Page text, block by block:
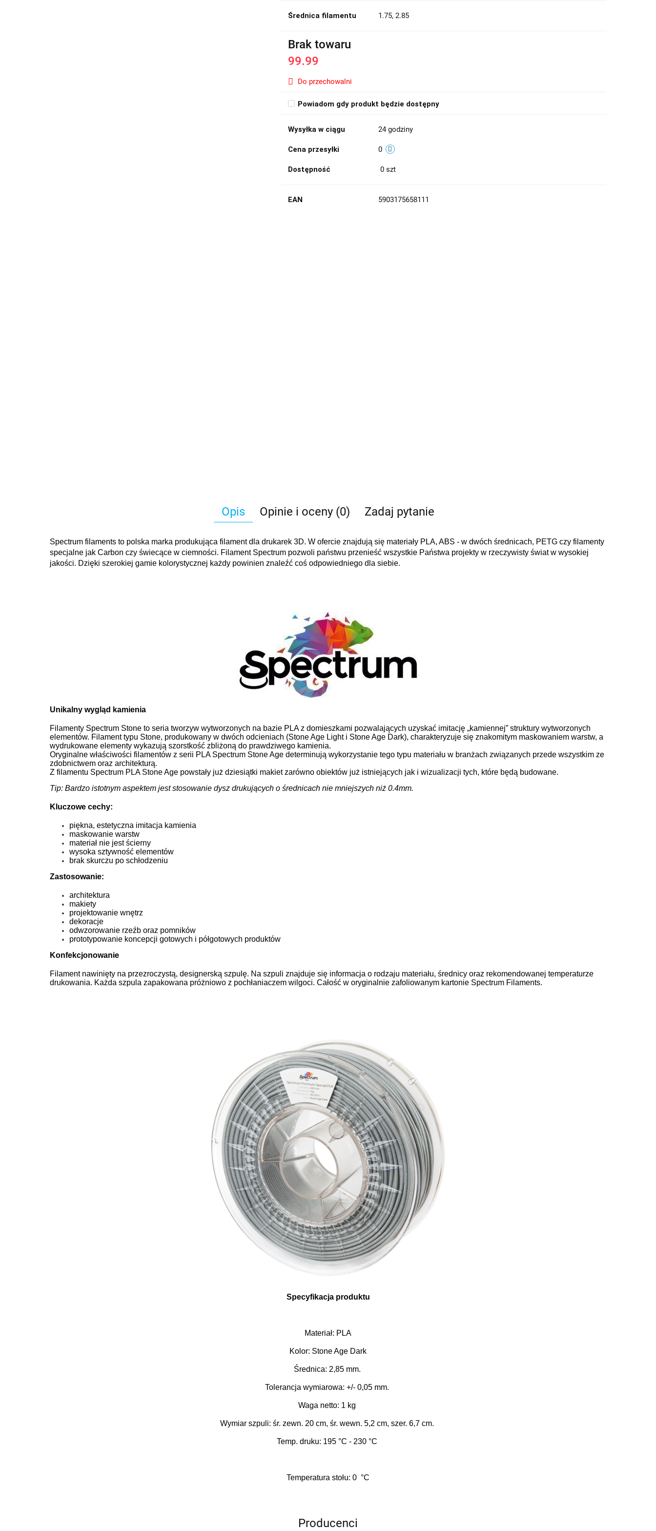
Średnica filamentu 1.75, 2.85
Brak towaru
99.99
Do przechowalni
Powiadom gdy produkt będzie dostępny
Wysyłka w ciągu 24 godziny
Cena przesyłki 0
Dostępność 0 szt
EAN 5903175658111
Opis Opinie i oceny (0) Zadaj pytanie
Spectrum filaments to polska marka produkująca filament dla drukarek 3D. W ofercie znajdują się materiały PLA, ABS - w dwóch średnicach, PETG czy filamenty
specjalne jak Carbon czy świecące w ciemności. Filament Spectrum pozwoli państwu przenieść wszystkie Państwa projekty w rzeczywisty świat w wysokiej
jakości. Dzięki szerokiej gamie kolorystycznej każdy powinien znaleźć coś odpowiedniego dla siebie.
Unikalny wygląd kamienia
Filamenty Spectrum Stone to seria tworzyw wytworzonych na bazie PLA z domieszkami pozwalających uzyskać imitację „kamiennej” struktury wytworzonych
elementów. Filament typu Stone, produkowany w dwóch odcieniach (Stone Age Light i Stone Age Dark), charakteryzuje się znakomitym maskowaniem warstw, a
wydrukowane elementy wykazują szorstkość zbliżoną do prawdziwego kamienia.
Oryginalne właściwości filamentów z serii PLA Spectrum Stone Age determinują wykorzystanie tego typu materiału w branżach związanych przede wszystkim ze
zdobnictwem oraz architekturą.
Z filamentu Spectrum PLA Stone Age powstały już dziesiątki makiet zarówno obiektów już istniejących jak i wizualizacji tych, które będą budowane.
Tip: Bardzo istotnym aspektem jest stosowanie dysz drukujących o średnicach nie mniejszych niż 0.4mm.
Kluczowe cechy:
piękna, estetyczna imitacja kamienia
maskowanie warstw
materiał nie jest ścierny
wysoka sztywność elementów
brak skurczu po schłodzeniu
Zastosowanie:
architektura
makiety
projektowanie wnętrz
dekoracje
odwzorowanie rzeźb oraz pomników
prototypowanie koncepcji gotowych i półgotowych produktów
Konfekcjonowanie
Filament nawinięty na przezroczystą, designerską szpulę. Na szpuli znajduje się informacja o rodzaju materiału, średnicy oraz rekomendowanej temperaturze
drukowania. Każda szpula zapakowana próżniowo z pochłaniaczem wilgoci. Całość w oryginalnie zafoliowanym kartonie Spectrum Filaments.
Specyfikacja produktu
Materiał: PLA
Kolor: Stone Age Dark
Średnica: 2,85 mm.
Tolerancja wymiarowa: +/- 0,05 mm.
Waga netto: 1 kg
Wymiar szpuli: śr. zewn. 20 cm, śr. wewn. 5,2 cm, szer. 6,7 cm.
Temp. druku: 195 °C - 230 °C
Temperatura stołu: 0 °C
Producenci